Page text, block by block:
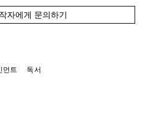
자에게 문의하기
먼트 독서